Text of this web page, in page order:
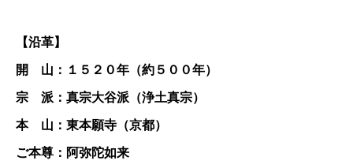
【沿革】
開 山：１５２０年（約５００年）
宗 派：真宗大谷派（浄土真宗）
本 山：東本願寺（京都）
ご本尊：阿弥陀如来